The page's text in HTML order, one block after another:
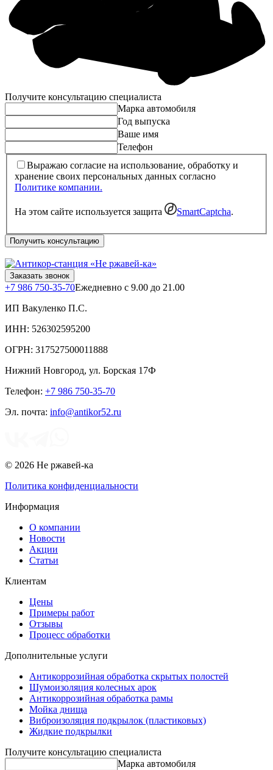
Получите консультацию специалиста
Марка автомобиля
Год выпуска
Ваше имя
Телефон
Выражаю согласие на использование, обработку и
хранение своих персональных данных согласно
Политике компании.
На этом сайте используется защита SmartCaptcha.
Получить консультацию
Заказать звонок
+7 986 750-35-70Ежедневно с 9.00 до 21.00
ИП Вакуленко П.С.
ИНН: 526302595200
ОГРН: 317527500011888
Нижний Новгород, ул. Борская 17Ф
Телефон: +7 986 750-35-70
Эл. почта: info@antikor52.ru
© 2026 Не ржавей-ка
Политика конфиденциальности
Информация
О компании
Новости
Акции
Статьи
Клиентам
Цены
Примеры работ
Отзывы
Процесс обработки
Дополнительные услуги
Антикоррозийная обработка скрытых полостей
Шумоизоляция колесных арок
Антикоррозийная обработка рамы
Мойка днища
Виброизоляция подкрылок (пластиковых)
Жидкие подкрылки
Получите консультацию специалиста
Марка автомобиля